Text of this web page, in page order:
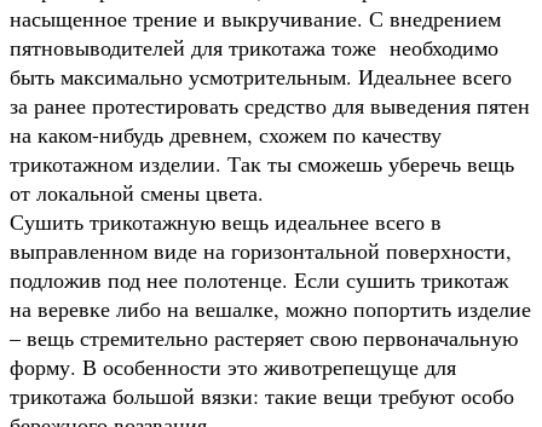
насыщенное трение и выкручивание. С внедрением
пятновыводителей для трикотажа тоже необходимо
быть максимально усмотрительным. Идеальнее всего
за ранее протестировать средство для выведения пятен
на каком-нибудь древнем, схожем по качеству
трикотажном изделии. Так ты сможешь уберечь вещь
от локальной смены цвета.
Сушить трикотажную вещь идеальнее всего в
выправленном виде на горизонтальной поверхности,
подложив под нее полотенце. Если сушить трикотаж
на веревке либо на вешалке, можно попортить изделие
– вещь стремительно растеряет свою первоначальную
форму. В особенности это животрепещуще для
трикотажа большой вязки: такие вещи требуют особо